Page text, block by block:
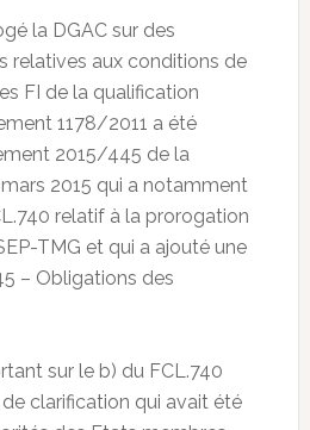
la DGAC sur des
relatives aux conditions de
FI de la qualification
1178/2011 a été
2015/445 de la
2015 qui a notamment
relatif à la prorogation
TMG et qui a ajouté une
– Obligations des
sur le b) du FCL.740
de clarification qui avait été